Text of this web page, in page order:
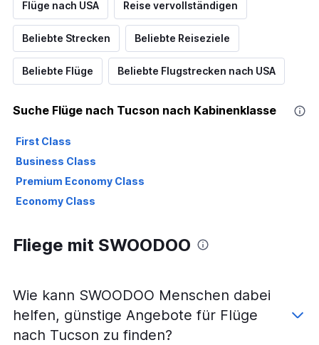
Flüge nach USA Reise vervollständigen
Beliebte Strecken Beliebte Reiseziele
Beliebte Flüge Beliebte Flugstrecken nach USA
Suche Flüge nach Tucson nach Kabinenklasse
First Class
Business Class
Premium Economy Class
Economy Class
Fliege mit SWOODOO
Wie kann SWOODOO Menschen dabei
helfen, günstige Angebote für Flüge
nach Tucson zu finden?